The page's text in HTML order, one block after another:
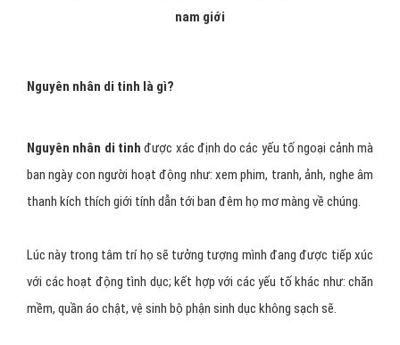
nam giới
Nguyên nhân di tinh là gì?
Nguyên nhân di tinh được xác định do các yếu tố ngoại cảnh mà
ban ngày con người hoạt động như: xem phim, tranh, ảnh, nghe âm
thanh kích thích giới tính dẫn tới ban đêm họ mơ màng về chúng.
Lúc này trong tâm trí họ sẽ tưởng tượng mình đang được tiếp xúc
với các hoạt động tình dục; kết hợp với các yếu tố khác như: chăn
mềm, quần áo chật, vệ sinh bộ phận sinh dục không sạch sẽ.